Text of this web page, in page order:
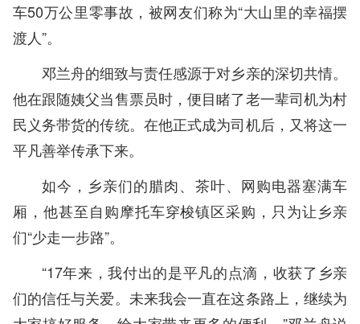
车50万公里零事故，被网友们称为“大山里的幸福摆
渡人”。
邓兰舟的细致与责任感源于对乡亲的深切共情。
他在跟随姨父当售票员时，便目睹了老一辈司机为村
民义务带货的传统。在他正式成为司机后，又将这一
平凡善举传承下来。
如今，乡亲们的腊肉、茶叶、网购电器塞满车
厢，他甚至自购摩托车穿梭镇区采购，只为让乡亲
们“少走一步路”。
“17年来，我付出的是平凡的点滴，收获了乡亲
们的信任与关爱。未来我会一直在这条路上，继续为